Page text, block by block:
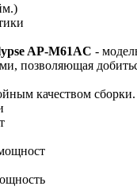
AP-M61AC -
позволяющая
качеством сборки.